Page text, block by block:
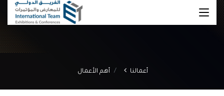
أعمالنا أهم الأعمال